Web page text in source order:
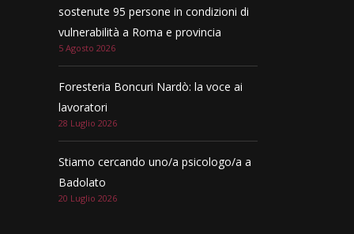
sostenute 95 persone in condizioni di
vulnerabilità a Roma e provincia
5 Agosto 2026
Foresteria Boncuri Nardò: la voce ai
lavoratori
28 Luglio 2026
Stiamo cercando uno/a psicologo/a a
Badolato
20 Luglio 2026